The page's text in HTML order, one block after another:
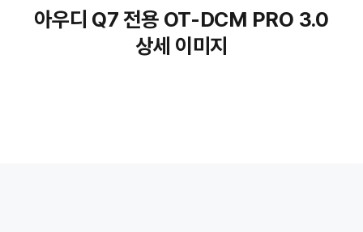
아우디 Q7 전용 OT-DCM PRO 3.0
상세 이미지